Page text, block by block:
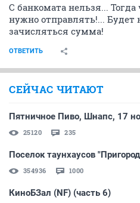
С банкомата нельзя... Тогда
нужно отправлять!... Будет
зачисляться сумма!
ОТВЕТИТЬ
СЕЙЧАС ЧИТАЮТ
Пятничное Пиво, Шнапс, 17
25120 235
Поселок таунхаусов
354936 1000
КиноБЗал (NF) (часть 6)